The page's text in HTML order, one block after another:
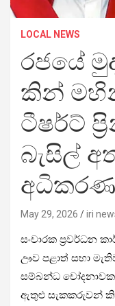
LOCAL NEWS
රජයේ
කින්
ටීෂර්ට්
බැසිල්
May 29, 2026 iri
සංචාරක ප්‍රවර්ධන
ඌව පළාත් සභා
සම්බන්ධ
ඇතුළු සැකකරුවන්